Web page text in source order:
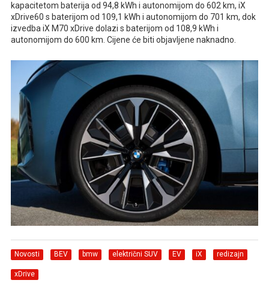
kapacitetom baterija od 94,8 kWh i autonomijom do 602 km, iX
xDrive60 s baterijom od 109,1 kWh i autonomijom do 701 km, dok
izvedba iX M70 xDrive dolazi s baterijom od 108,9 kWh i
autonomijom do 600 km. Cijene će biti objavljene naknadno.
Novosti BEV bmw električni SUV EV iX redizajn
xDrive